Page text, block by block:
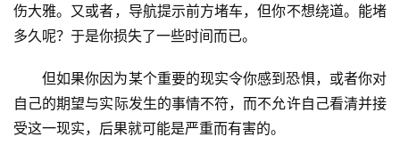
伤大雅。又或者，导航提示前方堵车，但你不想绕道。能堵
多久呢？于是你损失了一些时间而已。
但如果你因为某个重要的现实令你感到恐惧，或者你对
自己的期望与实际发生的事情不符，而不允许自己看清并接
受这一现实，后果就可能是严重而有害的。